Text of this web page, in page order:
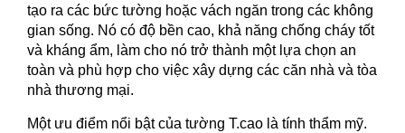
tạo ra các bức tường hoặc vách ngăn trong các không
gian sống. Nó có độ bền cao, khả năng chống cháy tốt
và kháng ẩm, làm cho nó trở thành một lựa chọn an
toàn và phù hợp cho việc xây dựng các căn nhà và tòa
nhà thương mại.
Một ưu điểm nổi bật của tường T.cao là tính thẩm mỹ.